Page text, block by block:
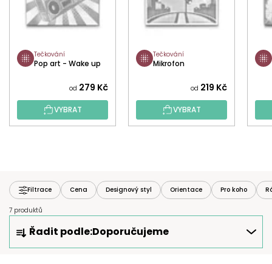
Tečkování
Pop art - Wake up
od 279 Kč
VYBRAT
Tečkování
Mikrofon
od 219 Kč
VYBRAT
Filtrace Cena Designový styl Orientace Pro koho
7 produktů
Z
Řadit podle:Doporučujeme